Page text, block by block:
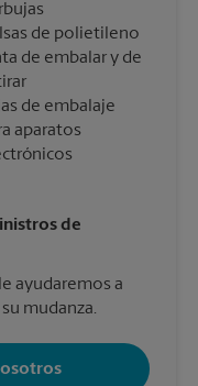
de polietileno
de embalar y de
de embalaje
aparatos
de
ayudaremos a
mudanza.